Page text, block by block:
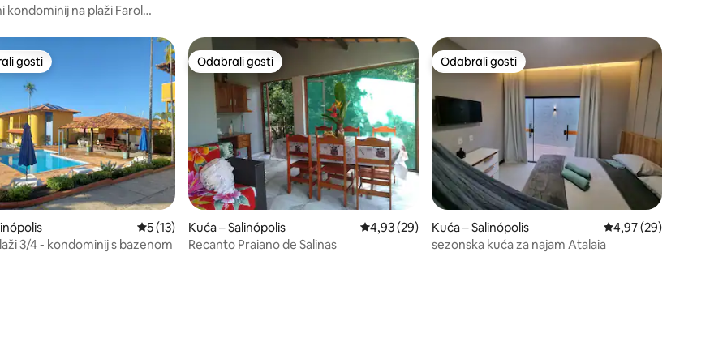
kondominij na plaži Farol
rangiranima s oznakom „Odabrali gosti”
gosti
Prosječna ocjena: 5/5, recenzija: 13
5 (13)
3/4 - kondominij s bazenom
Odabrali gosti
Odabrali gosti
Kuća – Salinópolis Prosječna ocjena: 4,93/5, recenzija: 29
4,93 (29)
Recanto Praiano de Salinas
Odabrali gosti
Odabrali gosti
Kuća – Salinópolis Prosječna ocjena:
4,97 (29)
sezonska kuća za najam Atalaia